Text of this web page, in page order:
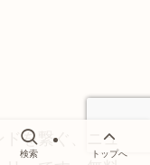
を繋ぐ、ニュ
検索 トップへ